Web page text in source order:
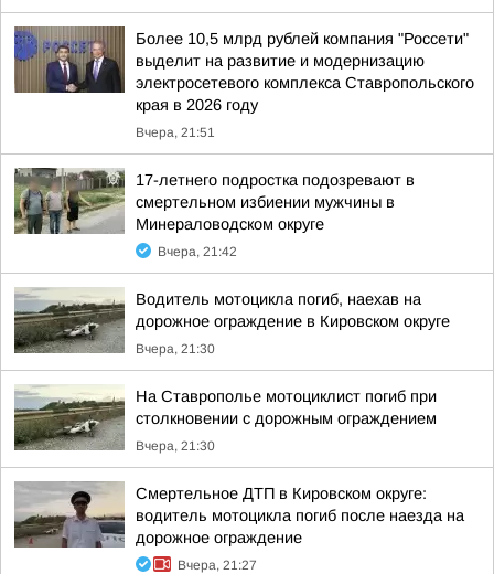
Более 10,5 млрд рублей компания "Россети"
выделит на развитие и модернизацию
электросетевого комплекса Ставропольского
края в 2026 году
Вчера, 21:51
17-летнего подростка подозревают в
смертельном избиении мужчины в
Минераловодском округе
Вчера, 21:42
Водитель мотоцикла погиб, наехав на
дорожное ограждение в Кировском округе
Вчера, 21:30
На Ставрополье мотоциклист погиб при
столкновении с дорожным ограждением
Вчера, 21:30
Смертельное ДТП в Кировском округе:
водитель мотоцикла погиб после наезда на
дорожное ограждение
Вчера, 21:27